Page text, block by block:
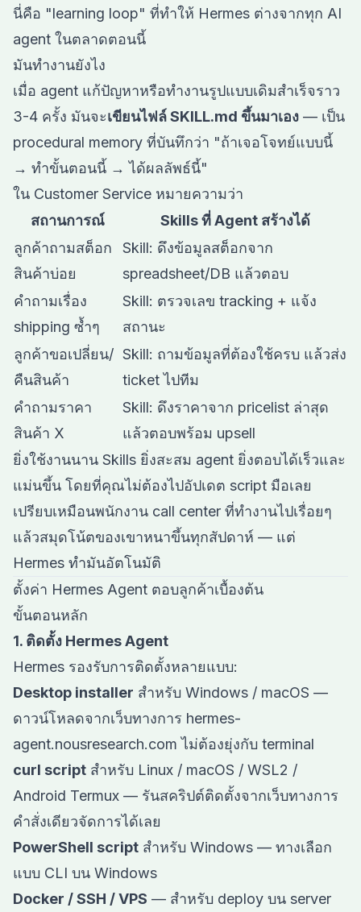
นี่คือ "learning loop" ที่ทำให้ Hermes ต่างจากทุก AI
agent ในตลาดตอนนี้
มันทำงานยังไง
เมื่อ agent แก้ปัญหาหรือทำงานรูปแบบเดิมสำเร็จราว
3-4 ครั้ง มันจะเขียนไฟล์ SKILL.md ขึ้นมาเอง — เป็น
procedural memory ที่บันทึกว่า "ถ้าเจอโจทย์แบบนี้
→ ทำขั้นตอนนี้ → ได้ผลลัพธ์นี้"
ใน Customer Service หมายความว่า
สถานการณ์
Skills ที่ Agent สร้างได้
ลูกค้าถามสต็อก
สินค้าบ่อย
Skill: ดึงข้อมูลสต็อกจาก
spreadsheet/DB แล้วตอบ
คำถามเรื่อง
shipping ซ้ำๆ
Skill: ตรวจเลข tracking + แจ้ง
สถานะ
ลูกค้าขอเปลี่ยน/
คืนสินค้า
Skill: ถามข้อมูลที่ต้องใช้ครบ แล้วส่ง
ticket ไปทีม
คำถามราคา
สินค้า X
Skill: ดึงราคาจาก pricelist ล่าสุด
แล้วตอบพร้อม upsell
ยิ่งใช้งานนาน Skills ยิ่งสะสม agent ยิ่งตอบได้เร็วและ
แม่นขึ้น โดยที่คุณไม่ต้องไปอัปเดต script มือเลย
เปรียบเหมือนพนักงาน call center ที่ทำงานไปเรื่อยๆ
แล้วสมุดโน้ตของเขาหนาขึ้นทุกสัปดาห์ — แต่
Hermes ทำมันอัตโนมัติ
ตั้งค่า Hermes Agent ตอบลูกค้าเบื้องต้น
ขั้นตอนหลัก
1. ติดตั้ง Hermes Agent
Hermes รองรับการติดตั้งหลายแบบ:
Desktop installer สำหรับ Windows / macOS —
ดาวน์โหลดจากเว็บทางการ hermes-
agent.nousresearch.com ไม่ต้องยุ่งกับ terminal
curl script สำหรับ Linux / macOS / WSL2 /
Android Termux — รันสคริปต์ติดตั้งจากเว็บทางการ
คำสั่งเดียวจัดการได้เลย
PowerShell script สำหรับ Windows — ทางเลือก
แบบ CLI บน Windows
Docker / SSH / VPS — สำหรับ deploy บน server